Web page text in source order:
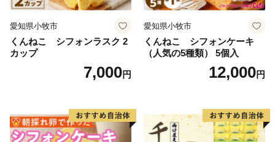
愛知県小牧市
くんねこ シフォンラスク 2
カップ
7,000円
愛知県小牧市
くんねこ シフォンケーキ
（人気の5種類） 5個入
12,000円